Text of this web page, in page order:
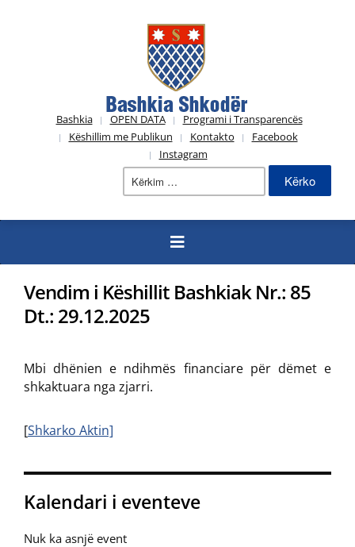
Bashkia OPEN DATA
Programi i Transparencës
Këshillim me Publikun
Kontakto
Facebook
Instagram
Kërko
Vendim i Këshillit Bashkiak Nr.: 85
Dt.: 29.12.2025
Mbi dhënien e ndihmës financiare për dëmet e
shkaktuara nga zjarri.
[Shkarko Aktin]
Kalendari i eventeve
Nuk ka asnjë event